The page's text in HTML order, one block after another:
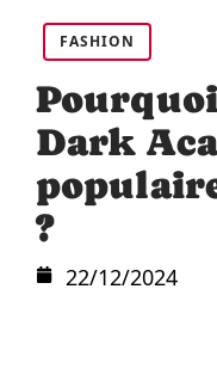
FASHION
Dark
?
22/12/2024